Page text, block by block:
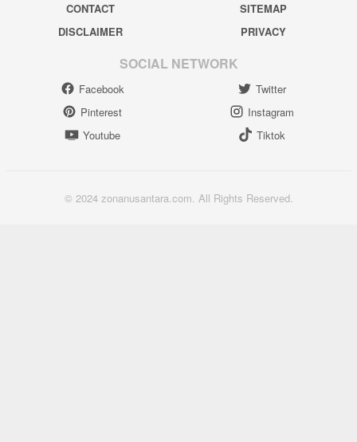
CONTACT
SITEMAP
DISCLAIMER
PRIVACY
SOCIAL NETWORK
Facebook
Twitter
Pinterest
Instagram
Youtube
Tiktok
© 2024 zonanusantara.com. All Rights Reserved.